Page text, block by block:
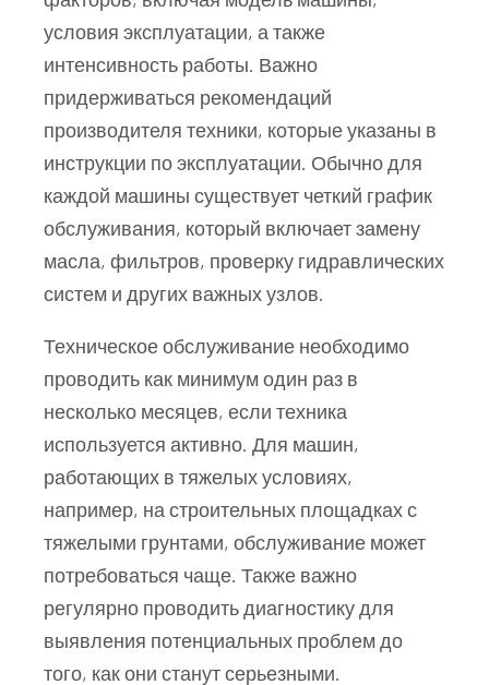
условия эксплуатации, а также
интенсивность работы. Важно
придерживаться рекомендаций
производителя техники, которые указаны в
инструкции по эксплуатации. Обычно для
каждой машины существует четкий график
обслуживания, который включает замену
масла, фильтров, проверку гидравлических
систем и других важных узлов.
Техническое обслуживание необходимо
проводить как минимум один раз в
несколько месяцев, если техника
используется активно. Для машин,
работающих в тяжелых условиях,
например, на строительных площадках с
тяжелыми грунтами, обслуживание может
потребоваться чаще. Также важно
регулярно проводить диагностику для
выявления потенциальных проблем до
того, как они станут серьезными.